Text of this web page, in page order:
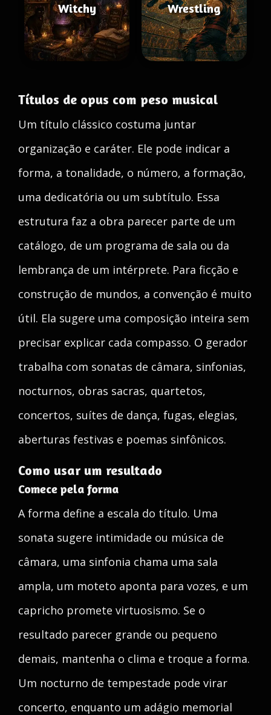
Witchy Wrestling
Títulos de opus com peso musical
Um título clássico costuma juntar
organização e caráter. Ele pode indicar a
forma, a tonalidade, o número, a formação,
uma dedicatória ou um subtítulo. Essa
estrutura faz a obra parecer parte de um
catálogo, de um programa de sala ou da
lembrança de um intérprete. Para ficção e
construção de mundos, a convenção é muito
útil. Ela sugere uma composição inteira sem
precisar explicar cada compasso. O gerador
trabalha com sonatas de câmara, sinfonias,
nocturnos, obras sacras, quartetos,
concertos, suítes de dança, fugas, elegias,
aberturas festivas e poemas sinfônicos.
Como usar um resultado
Comece pela forma
A forma define a escala do título. Uma
sonata sugere intimidade ou música de
câmara, uma sinfonia chama uma sala
ampla, um moteto aponta para vozes, e um
capricho promete virtuosismo. Se o
resultado parecer grande ou pequeno
demais, mantenha o clima e troque a forma.
Um nocturno de tempestade pode virar
concerto, enquanto um adágio memorial